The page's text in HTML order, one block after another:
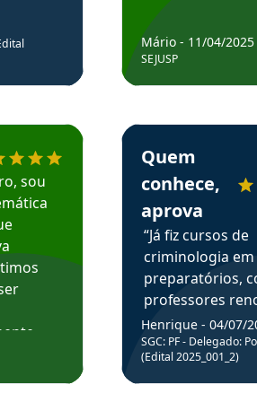
o Aprova Concursos em depoimento
sou
Mário - 11/04/2025
SEJUSP
Estudante Henrique
Quem
conhece,
aprova
“Já fiz cursos de
criminologia em
preparatórios,
professores
fiz curso em pós
graduação.
Professor do
sem dúvida, o
Henrique - 04/07/
SGC: PF - Delegado:
(Edital 2025_001_2)